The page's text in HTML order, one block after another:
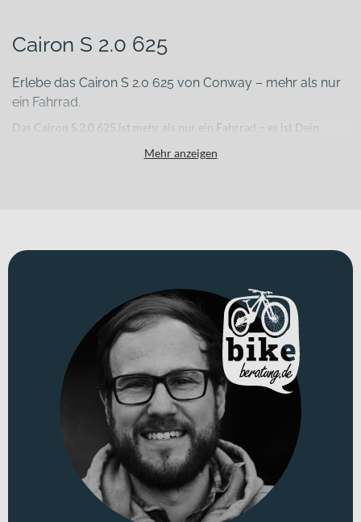
Cairon S 2.0 625
Erlebe das Cairon S 2.0 625 von Conway – mehr als nur
ein Fahrrad.
Das Cairon S 2.0 625 ist mehr als nur ein Fahrrad – es ist Dein
die Farbe blackmetallicmatt/turquoisemetallic machen dieses
Mehr anzeigen